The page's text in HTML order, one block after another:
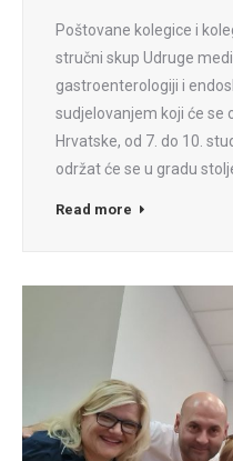
Poštovane kolegice i
stručni skup Udruge
gastroenterologiji i
sudjelovanjem koji će se
Hrvatske, od 7. do 10.
održat će se u gradu
Read more